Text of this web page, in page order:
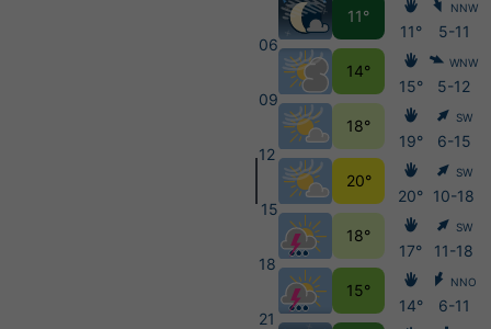
06
09
12
15
18
21
11°
14°
18°
20°
18°
15°
11°
15°
19°
20°
17°
14°
NNW
5-11
WNW
5-12
SW
6-15
SW
10-18
SW
11-18
NNO
6-11